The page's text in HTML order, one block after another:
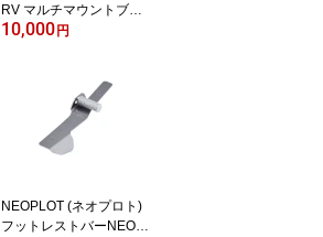
RV マルチマウントブラ
ケット ジムニー(JB64/2
10,000円
NEOPLOT (ネオプロト)
フットレストバーNEO